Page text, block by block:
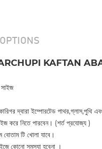
KAFTAN
দ্বারা ইম্পোরটেড পাথর,গ্লাস,পুথি
করে নিতে পারবেন। (শর্ত প্রযোজ্য )
টি খোলা যাবে।
কোনো সমস্যা হবেনা ।